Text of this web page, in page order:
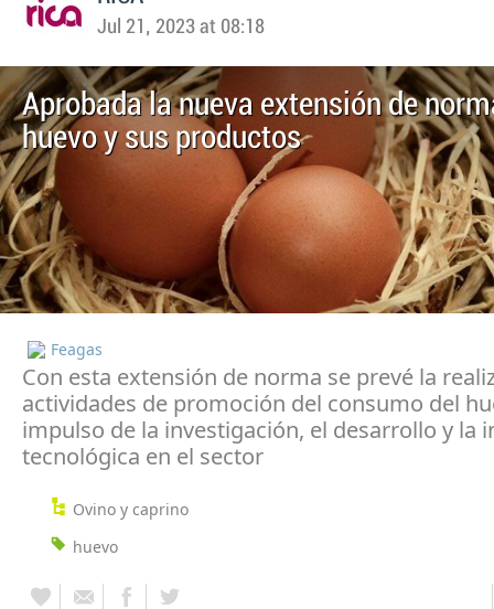
Jul 21, 2023 at 08:18
Aprobada la nueva extensión de
huevo y sus productos
Feagas
Con esta extensión de norma se prevé la
actividades de promoción del consumo del
impulso de la investigación, el desarrollo y la
tecnológica en el sector
Ovino y caprino
huevo